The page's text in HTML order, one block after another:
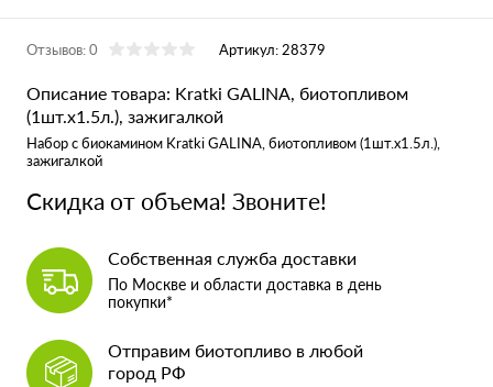
Отзывов: 0 Артикул: 28379
Описание товара: Kratki GALINA, биотопливом
(1шт.х1.5л.), зажигалкой
Набор с биокамином Kratki GALINA, биотопливом (1шт.х1.5л.),
зажигалкой
Скидка от объема! Звоните!
Собственная служба доставки
По Москве и области доставка в день
покупки*
Отправим биотопливо в любой
город РФ